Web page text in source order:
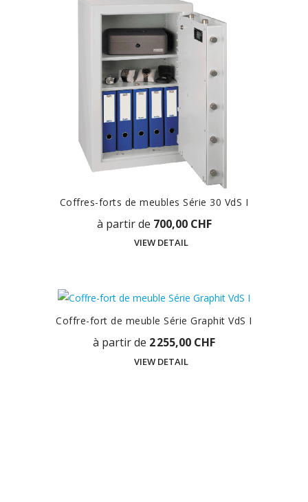
Coffres-forts de meubles Série 30 VdS I
à partir de 700,00 CHF
VIEW DETAIL
Coffre-fort de meuble Série Graphit VdS I
à partir de 2 255,00 CHF
VIEW DETAIL